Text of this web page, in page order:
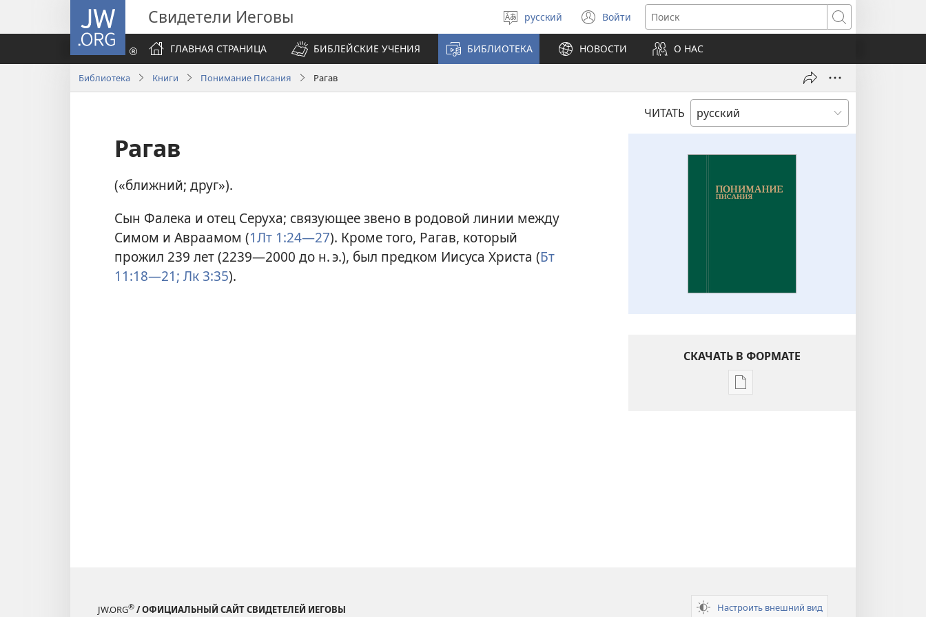
JW.ORG Свидетели Иеговы
Выберите
язык
русский Войти
(открывается
в
новом
окне)
Поиск
ГЛАВНАЯ СТРАНИЦА
БИБЛЕЙСКИЕ УЧЕНИЯ БИБЛИОТЕКА НОВОСТИ О НАС
Библиотека Книги Понимание Писания Рагав
ЧИТАТЬ
Рагав
(«ближний; друг»).
Сын Фалека и отец Серуха; связующее звено в родовой линии между
Симом и Авраамом (1Лт 1:24—27). Кроме того, Рагав, который
прожил 239 лет (2239—2000 до н. э.), был предком Иисуса Христа (Бт
11:18—21; Лк 3:35).
СКАЧАТЬ В ФОРМАТЕ
Варианты
JW.ORG® / ОФИЦИАЛЬНЫЙ САЙТ СВИДЕТЕЛЕЙ ИЕГОВЫ Настроить внешний вид